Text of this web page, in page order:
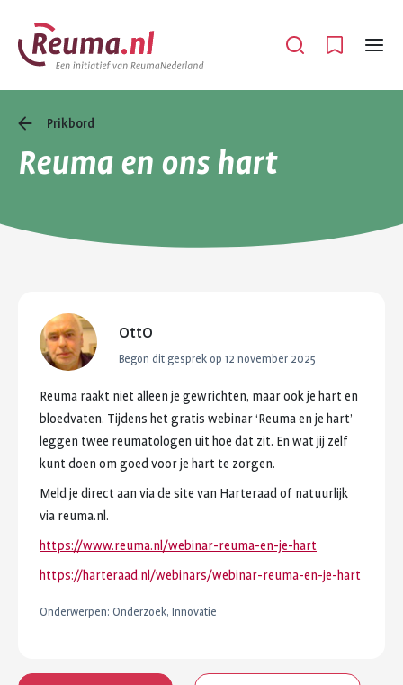
Spring
naar
hoofdinhoud
Spring
naar
footer
navigatie
Open
Menu
Prikbord
Reuma en ons hart
OttO
Begon dit gesprek op 12 november 2025
Reuma raakt niet alleen je gewrichten, maarook je hart en
bloedvaten. Tijdens het gratis webinar‘Reumaen je hart’
leggen twee reumatologen uit hoe dat zit. En wat jij zelf
kunt doen om goed voorje hart te zorgen.
Meld je direct aan viade site van Harteraad of natuurlijk
via reuma.nl.
https://www.reuma.nl/webinar-reuma-en-je-hart
https://harteraad.nl/webinars/webinar-reuma-en-je-hart
Onderwerpen: Onderzoek, Innovatie